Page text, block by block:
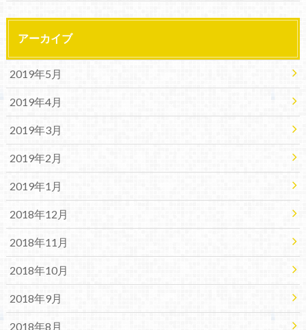
アーカイブ
2019年5月
2019年4月
2019年3月
2019年2月
2019年1月
2018年12月
2018年11月
2018年10月
2018年9月
2018年8月